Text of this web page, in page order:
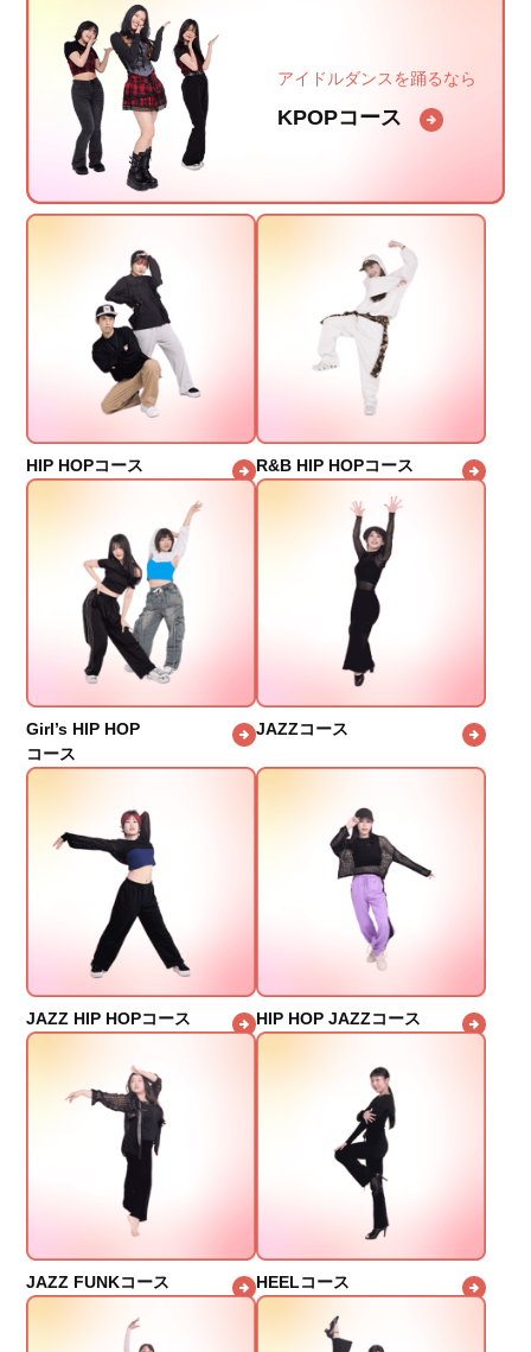
アイドルダンスを踊るなら
KPOPコース
HIP HOPコース R&B HIP HOPコース
Girl’s HIP HOP
コース
JAZZコース
JAZZ HIP HOPコース HIP HOP JAZZコース
JAZZ FUNKコース HEELコース